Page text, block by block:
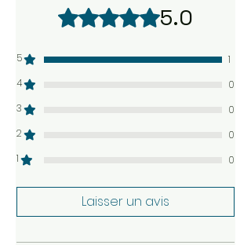
Noté 5 sur 5. 5.0
5
1
4
0
3
0
2
0
1
0
Laisser un avis